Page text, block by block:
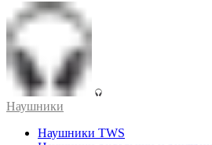
Наушники
Наушники TWS